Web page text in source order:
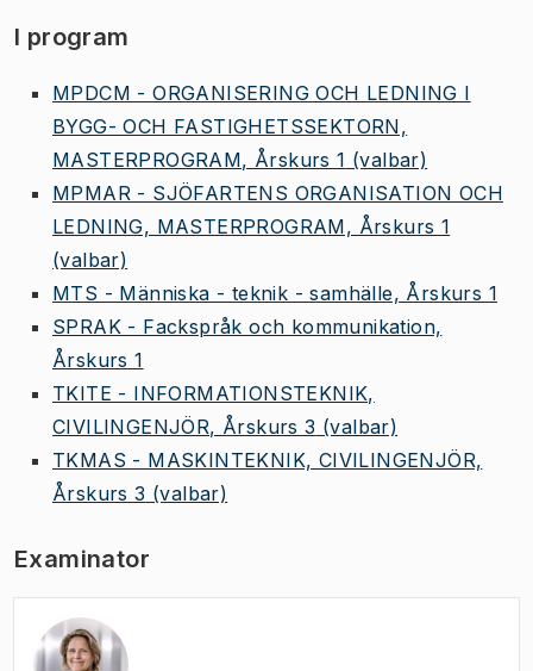
I program
MPDCM - ORGANISERING OCH LEDNING I
BYGG- OCH FASTIGHETSSEKTORN,
MASTERPROGRAM, Årskurs 1 (valbar)
MPMAR - SJÖFARTENS ORGANISATION OCH
LEDNING, MASTERPROGRAM, Årskurs 1
(valbar)
MTS - Människa - teknik - samhälle, Årskurs 1
SPRAK - Fackspråk och kommunikation,
Årskurs 1
TKITE - INFORMATIONSTEKNIK,
CIVILINGENJÖR, Årskurs 3 (valbar)
TKMAS - MASKINTEKNIK, CIVILINGENJÖR,
Årskurs 3 (valbar)
Examinator